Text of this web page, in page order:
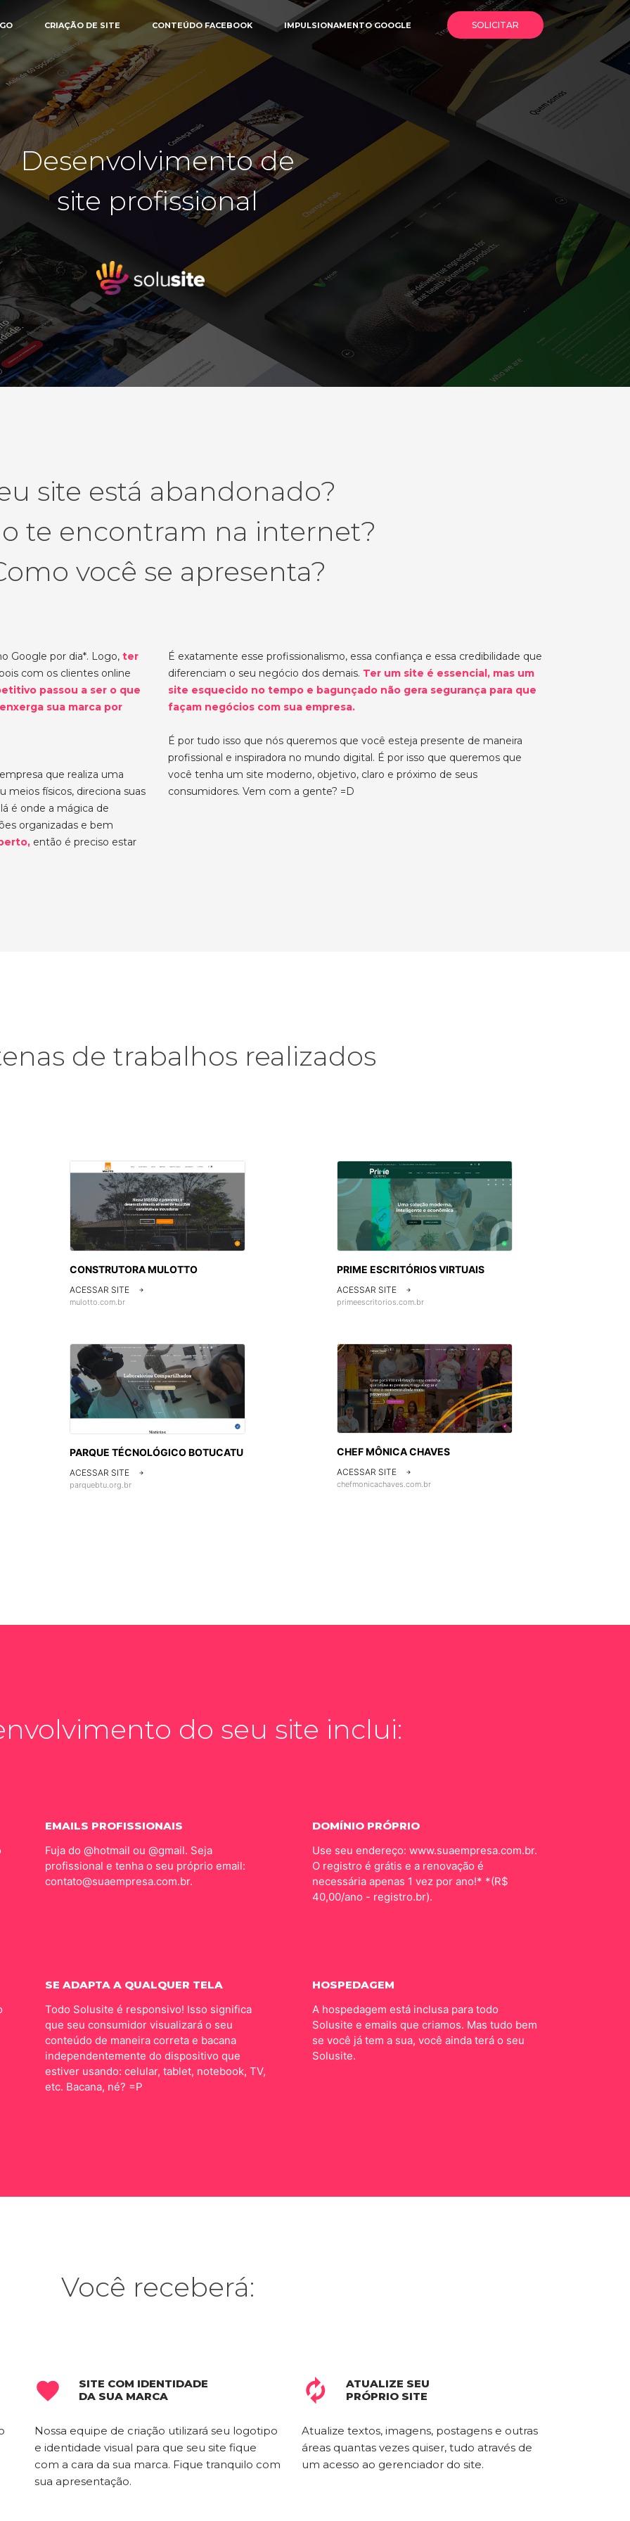
CRIAÇÃO DE SITE CONTEÚDO FACEBOOK IMPULSIONAMENTO GOOGLE SOLICITAR
Desenvolvimento de
site profissional
site está abandonado?
te encontram na internet?
você se apresenta?
Google por dia*. Logo, ter
com os clientes online
passou a ser o que
sua marca por
que realiza uma
meios físicos, direciona suas
é onde a mágica de
organizadas e bem
então é preciso estar
É exatamente esse profissionalismo, essa confiança e essa credibilidade que
diferenciam o seu negócio dos demais. Ter um site é essencial, mas um
site esquecido no tempo e bagunçado não gera segurança para que
façam negócios com sua empresa.
É por tudo isso que nós queremos que você esteja presente de maneira
profissional e inspiradora no mundo digital. É por isso que queremos que
você tenha um site moderno, objetivo, claro e próximo de seus
consumidores. Vem com a gente? =D
de trabalhos realizados
CONSTRUTORA MULOTTO
ACESSAR SITE 
mulotto.com.br
PRIME ESCRITÓRIOS VIRTUAIS
ACESSAR SITE 
primeescritorios.com.br
PARQUE TÉCNOLÓGICO BOTUCATU
ACESSAR SITE 
parquebtu.org.br
CHEF MÔNICA CHAVES
ACESSAR SITE 
chefmonicachaves.com.br
do seu site inclui:
EMAILS PROFISSIONAIS
Fuja do @hotmail ou @gmail. Seja
profissional e tenha o seu próprio email:
contato@suaempresa.com.br.
DOMÍNIO PRÓPRIO
Use seu endereço: www.suaempresa.com.br.
O registro é grátis e a renovação é
necessária apenas 1 vez por ano!* *(R$
40,00/ano - registro.br).
SE ADAPTA A QUALQUER TELA
Todo Solusite é responsivo! Isso significa
que seu consumidor visualizará o seu
conteúdo de maneira correta e bacana
independentemente do dispositivo que
estiver usando: celular, tablet, notebook, TV,
etc. Bacana, né? =P
HOSPEDAGEM
A hospedagem está inclusa para todo
Solusite e emails que criamos. Mas tudo bem
se você já tem a sua, você ainda terá o seu
Solusite.
Você receberá:

SITE COM IDENTIDADE
DA SUA MARCA
Nossa equipe de criação utilizará seu logotipo
e identidade visual para que seu site fique
com a cara da sua marca. Fique tranquilo com
sua apresentação.

ATUALIZE SEU
PRÓPRIO SITE
Atualize textos, imagens, postagens e outras
áreas quantas vezes quiser, tudo através de
um acesso ao gerenciador do site.